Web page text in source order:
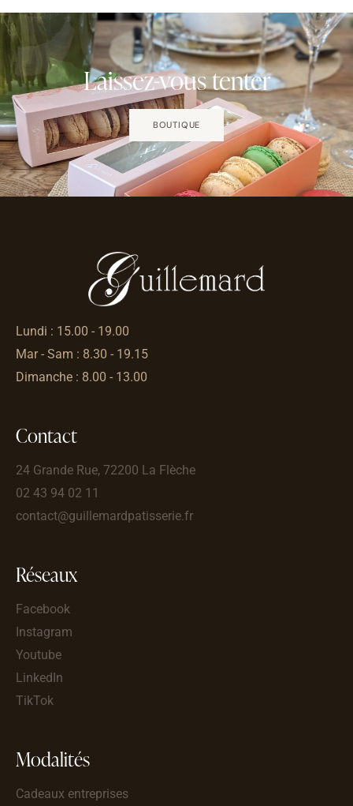
Laissez-vous tenter
BOUTIQUE
Lundi : 15.00 - 19.00
Mar - Sam : 8.30 - 19.15
Dimanche : 8.00 - 13.00
Contact
24 Grande Rue, 72200 La Flèche
02 43 94 02 11
contact@guillemardpatisserie.fr
Réseaux
Facebook
Instagram
Youtube
LinkedIn
TikTok
Modalités
Cadeaux entreprises